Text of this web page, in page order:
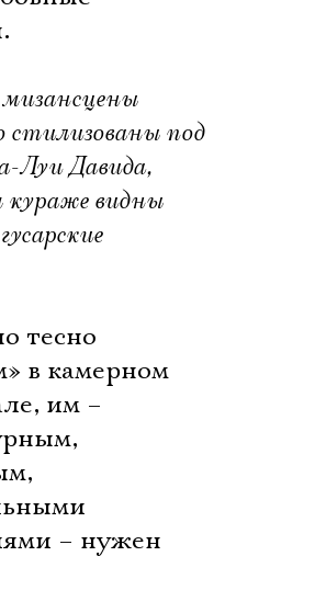
стилизованы под
Луи Давида,
кураже видны
тесно
в камерном
им –
– нужен